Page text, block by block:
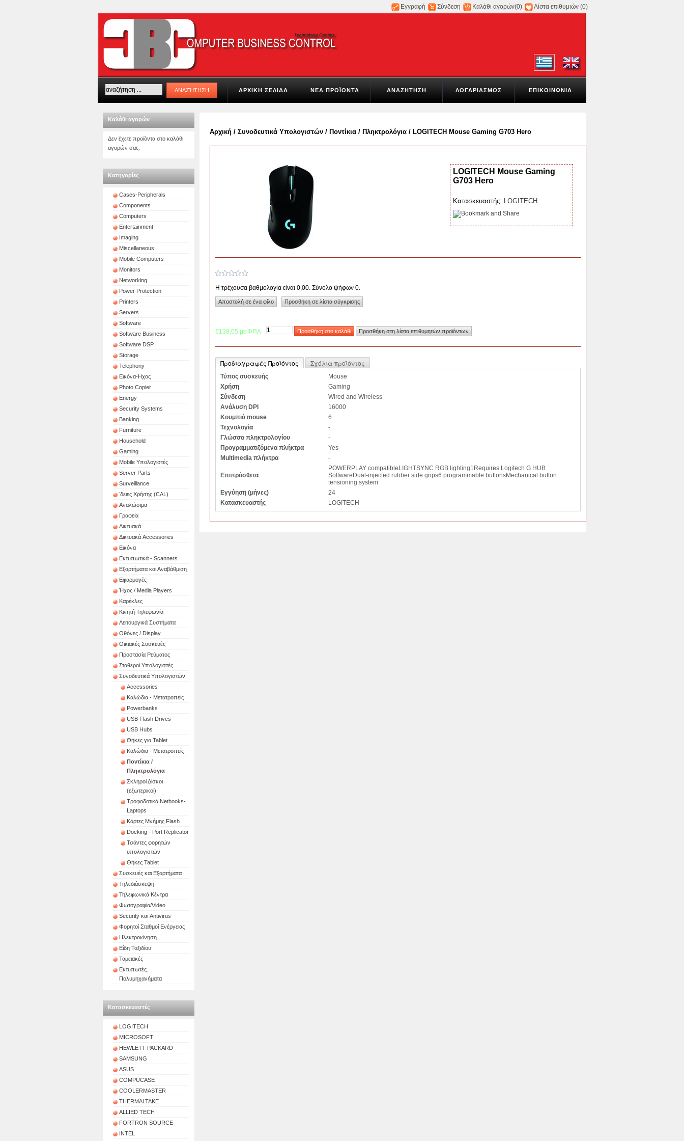
Εγγραφή Σύνδεση Καλάθι αγορών(0) Λίστα επιθυμιών (0)
ΑΡΧΙΚΗ ΣΕΛΙΔΑ ΝΕΑ ΠΡΟΪΟΝΤΑ ΑΝΑΖΗΤΗΣΗ ΛΟΓΑΡΙΑΣΜΟΣ ΕΠΙΚΟΙΝΩΝΙΑ
Καλάθι αγορών
Δεν έχετε προϊόντα στο καλάθι
αγορών σας.
Κατηγορίες
Cases-Peripherals
Components
Computers
Entertainment
Imaging
Miscellaneous
Mobile Computers
Monitors
Networking
Power Protection
Printers
Servers
Software
Software Business
Software DSP
Storage
Telephony
Εικόνα-Ηχος
Photo Copier
Energy
Security Systems
Banking
Furniture
Household
Gaming
Mobile Υπολογιστές
Server Parts
Surveillance
ʼδειες Χρήσης (CAL)
Αναλώσιμα
Γραφεία
Δικτυακά
Δικτυακά Accessories
Εικόνα
Εκτυπωτικά - Scanners
Εξαρτήματα και Αναβάθμιση
Εφαρμογές
Ήχος / Media Players
Καρέκλες
Κινητή Τηλεφωνία
Λειτουργικά Συστήματα
Οθόνες / Display
Οικιακές Συσκευές
Προστασία Ρεύματος
Σταθεροί Υπολογιστές
Συνοδευτικά Υπολογιστών
Accessories
Καλώδια - Μετατροπείς
Powerbanks
USB Flash Drives
USB Hubs
Θήκες για Tablet
Καλώδια - Μετατροπείς
Ποντίκια /
Πληκτρολόγια
Σκληροί Δίσκοι
(εξωτερικοί)
Τροφοδοτικά Netbooks-
Laptops
Κάρτες Μνήμης Flash
Docking - Port Replicator
Τσάντες φορητών
υπολογιστών
Θήκες Tablet
Συσκευές και Εξαρτήματα
Τηλεδιάσκεψη
Τηλεφωνικά Κέντρα
Φωτογραφία/Video
Security και Antivirus
Φορητοί Σταθμοί Ενέργειας
Ηλεκτροκίνηση
Είδη Ταξιδίου
Ταμειακές
Εκτυπωτές.
Πολυμηχανήματα
Κατασκευαστές
LOGITECH
MICROSOFT
HEWLETT PACKARD
SAMSUNG
ASUS
COMPUCASE
COOLERMASTER
THERMALTAKE
ALLIED TECH
FORTRON SOURCE
INTEL
Αρχική / Συνοδευτικά Υπολογιστών / Ποντίκια / Πληκτρολόγια / LOGITECH Mouse Gaming G703 Hero
LOGITECH Mouse Gaming
G703 Hero
Κατασκευαστής: LOGITECH
Η τρέχουσα βαθμολογία είναι 0,00. Σύνολο ψήφων 0.
€138,05 με ΦΠΑ
Προδιαγραφές Προϊόντος Σχόλια προϊόντος
Τύπος συσκευής
Mouse
Χρήση
Gaming
Σύνδεση
Wired and Wireless
Ανάλυση DPI
16000
Κουμπιά mouse
6
Τεχνολογία
-
Γλώσσα πληκτρολογίου
-
Προγραμματιζόμενα πλήκτρα
Yes
Multimedia πλήκτρα
-
Επιπρόσθετα
POWERPLAY compatibleLIGHTSYNC RGB lighting1Requires Logitech G HUB
SoftwareDual-injected rubber side grips6 programmable buttonsMechanical button
tensioning system
Εγγύηση (μήνες)
24
Κατασκευαστής
LOGITECH